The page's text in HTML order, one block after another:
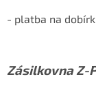
- platba na
Zásilkovna Z-